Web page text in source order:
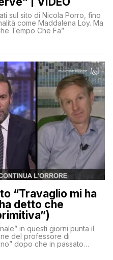
sul sito di Nicola Porro, fino
come Maddalena Loy. Ma
Tempo Che Fa”
“Travaglio mi ha
detto che
in questi giorni punta il
del professore di
dopo che in passato